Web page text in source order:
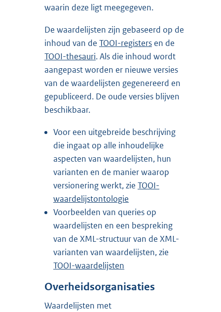
waarin deze ligt meegegeven.
De waardelijsten zijn gebaseerd op de
inhoud van de TOOI-registers en de
TOOI-thesauri. Als die inhoud wordt
aangepast worden er nieuwe versies
van de waardelijsten gegenereerd en
gepubliceerd. De oude versies blijven
beschikbaar.
Voor een uitgebreide beschrijving
die ingaat op alle inhoudelijke
aspecten van waardelijsten, hun
varianten en de manier waarop
versionering werkt, zie TOOI-
waardelijstontologie
Voorbeelden van queries op
waardelijsten en een bespreking
van de XML-structuur van de XML-
varianten van waardelijsten, zie
TOOI-waardelijsten
Overheidsorganisaties
Waardelijsten met